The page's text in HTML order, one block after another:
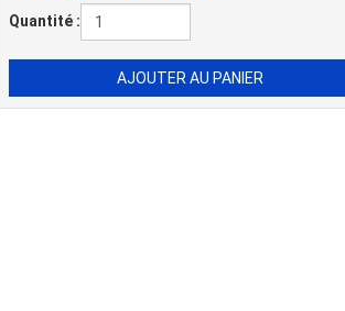
Quantité :